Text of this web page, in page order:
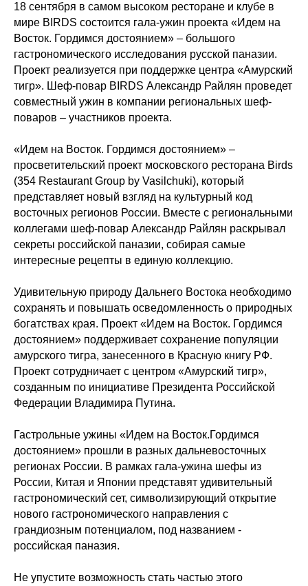
18 сентября в самом высоком ресторане и клубе в
мире BIRDS состоится гала-ужин проекта «Идем на
Восток. Гордимся достоянием» – большого
гастрономического исследования русской паназии.
Проект реализуется при поддержке центра «Амурский
тигр». Шеф-повар BIRDS Александр Райлян проведет
совместный ужин в компании региональных шеф-
поваров – участников проекта.
«Идем на Восток. Гордимся достоянием» –
просветительский проект московского ресторана Birds
(354 Restaurant Group by Vasilchuki), который
представляет новый взгляд на культурный код
восточных регионов России. Вместе с региональными
коллегами шеф-повар Александр Райлян раскрывал
секреты российской паназии, собирая самые
интересные рецепты в единую коллекцию.
Удивительную природу Дальнего Востока необходимо
сохранять и повышать осведомленность о природных
богатствах края. Проект «Идем на Восток. Гордимся
достоянием» поддерживает сохранение популяции
амурского тигра, занесенного в Красную книгу РФ.
Проект сотрудничает с центром «Амурский тигр»,
созданным по инициативе Президента Российской
Федерации Владимира Путина.
Гастрольные ужины «Идем на Восток.Гордимся
достоянием» прошли в разных дальневосточных
регионах России. В рамках гала-ужина шефы из
России, Китая и Японии представят удивительный
гастрономический сет, символизирующий открытие
нового гастрономического направления с
грандиозным потенциалом, под названием -
российская паназия.
Не упустите возможность стать частью этого